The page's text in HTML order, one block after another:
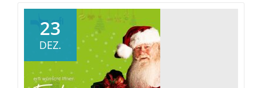
uns
auf
didacta
23
DEZ.